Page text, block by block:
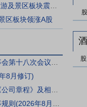
区板块领涨A股
8月修订)